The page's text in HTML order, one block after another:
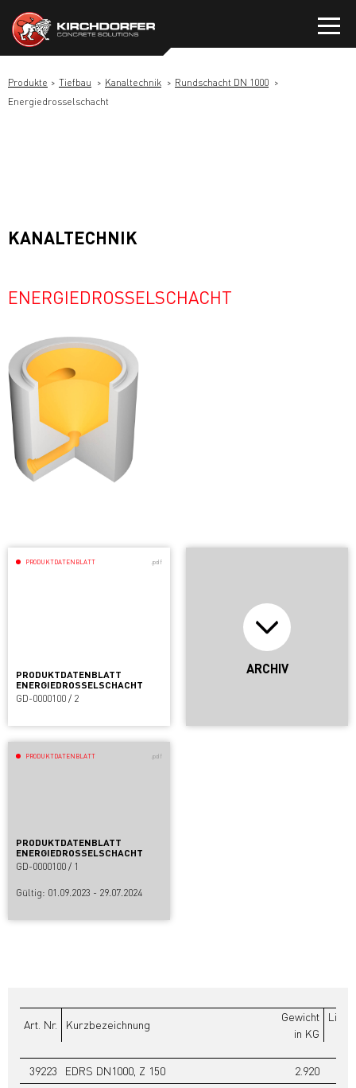
Inhalt
springen
Produkte Tiefbau Kanaltechnik
Rundschacht DN 1000
Energiedrosselschacht
KANALTECHNIK
ENERGIEDROSSELSCHACHT
PRODUKTDATENBLATT .pdf
PRODUKTDATENBLATT
ENERGIEDROSSELSCHACHT
GD-0000100 / 1
Gültig: 01.09.2023 - 29.07.2024
ARCHIV
PRODUKTDATENBLATT .pdf
PRODUKTDATENBLATT
ENERGIEDROSSELSCHACHT
GD-0000100 / 2
Art. Nr. Kurzbezeichnung
Gewicht
in KG
39223 EDRS DN1000, Z 150 2.920